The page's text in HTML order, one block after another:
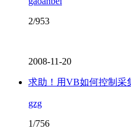
2/953
2008-11-20
求助！用VB如何控制采
gzg
1/756